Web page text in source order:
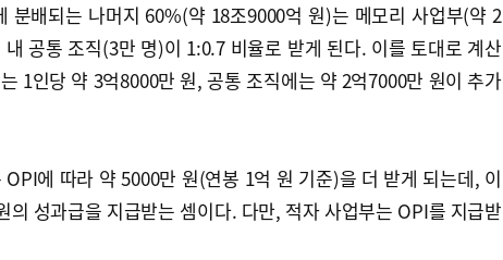
분배되는 나머지 60%(약 18조9000억 원)는 메모리 사업부(약 2
공통 조직(3만 명)이 1:0.7 비율로 받게 된다. 이를 토대로 계산
1인당 약 3억8000만 원, 공통 조직에는 약 2억7000만 원이 추가
에 따라 약 5000만 원(연봉 1억 원 기준)을 더 받게 되는데, 이
의 성과급을 지급받는 셈이다. 다만, 적자 사업부는 OPI를 지급받